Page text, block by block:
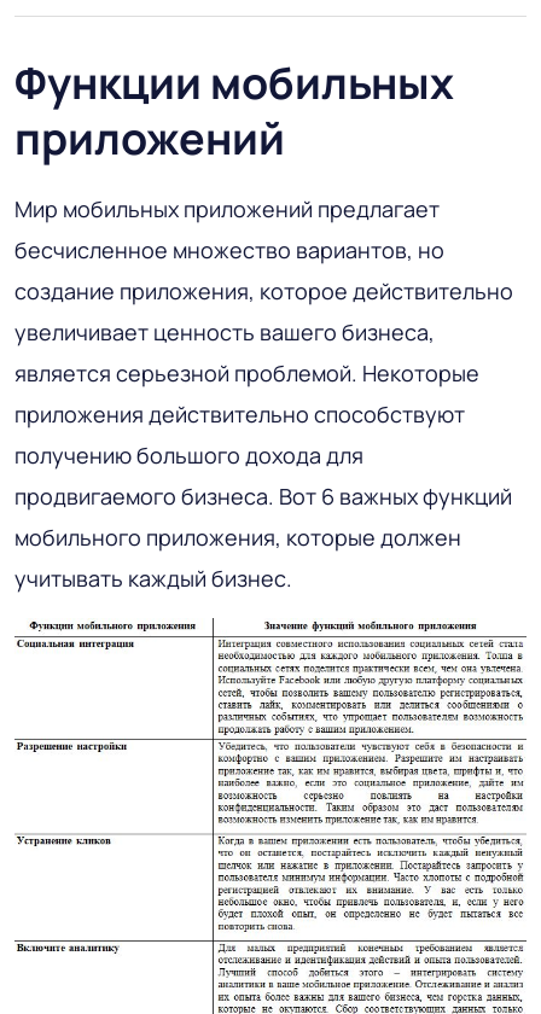
Функции мобильных
приложений
Мир мобильных приложений предлагает
бесчисленное множество вариантов, но
создание приложения, которое действительно
увеличивает ценность вашего бизнеса,
является серьезной проблемой. Некоторые
приложения действительно способствуют
получению большого дохода для
продвигаемого бизнеса. Вот 6 важных функций
мобильного приложения, которые должен
учитывать каждый бизнес.